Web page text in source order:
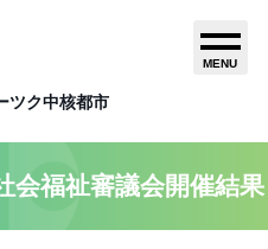
ツク中核都市
MENU
福祉審議会開催結果